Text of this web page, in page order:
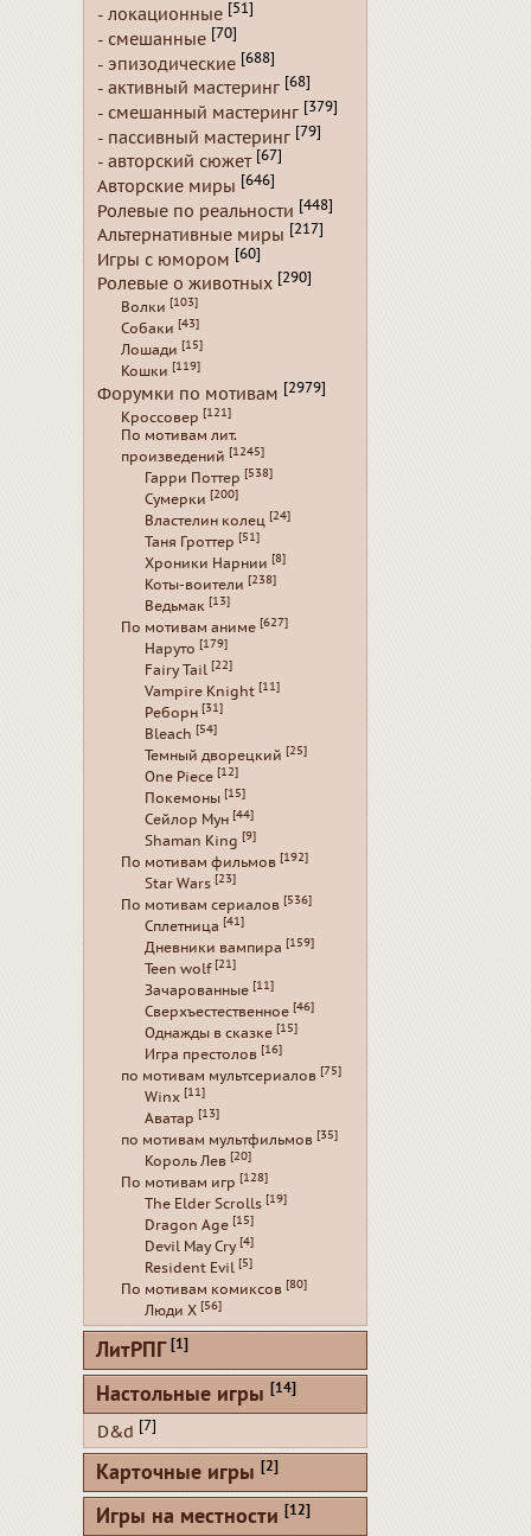
- локационные [51]
- смешанные [70]
- эпизодические [688]
- активный мастеринг [68]
- смешанный мастеринг [379]
- пассивный мастеринг [79]
- авторский сюжет [67]
Авторские миры [646]
Ролевые по реальности [448]
Альтернативные миры [217]
Игры с юмором [60]
Ролевые о животных [290]
Волки [103]
Собаки [43]
Лошади [15]
Кошки [119]
Форумки по мотивам [2979]
Кроссовер [121]
По мотивам лит.
произведений [1245]
Гарри Поттер [538]
Сумерки [200]
Властелин колец [24]
Таня Гроттер [51]
Хроники Нарнии [8]
Коты-воители [238]
Ведьмак [13]
По мотивам аниме [627]
Наруто [179]
Fairy Tail [22]
Vampire Knight [11]
Реборн [31]
Bleach [54]
Темный дворецкий [25]
One Piece [12]
Покемоны [15]
Сейлор Мун [44]
Shaman King [9]
По мотивам фильмов [192]
Star Wars [23]
По мотивам сериалов [536]
Сплетница [41]
Дневники вампира [159]
Teen wolf [21]
Зачарованные [11]
Сверхъестественное [46]
Однажды в сказке [15]
Игра престолов [16]
по мотивам мультсериалов [75]
Winx [11]
Аватар [13]
по мотивам мультфильмов [35]
Король Лев [20]
По мотивам игр [128]
The Elder Scrolls [19]
Dragon Age [15]
Devil May Cry [4]
Resident Evil [5]
По мотивам комиксов [80]
Люди Х [56]
ЛитРПГ [1]
Настольные игры [14]
D&d [7]
Карточные игры [2]
Игры на местности [12]